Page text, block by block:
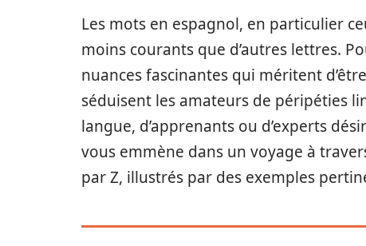
Les mots en espagnol, en particulier
moins courants que d’autres lettres.
nuances fascinantes qui méritent
séduisent les amateurs de péripéties
langue, d’apprenants ou d’experts
vous emmène dans un voyage à
par Z, illustrés par des exemples